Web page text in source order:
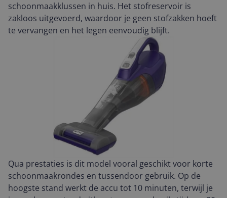
schoonmaakklussen in huis. Het stofreservoir is
zakloos uitgevoerd, waardoor je geen stofzakken hoeft
te vervangen en het legen eenvoudig blijft.
Qua prestaties is dit model vooral geschikt voor korte
schoonmaakrondes en tussendoor gebruik. Op de
hoogste stand werkt de accu tot 10 minuten, terwijl je